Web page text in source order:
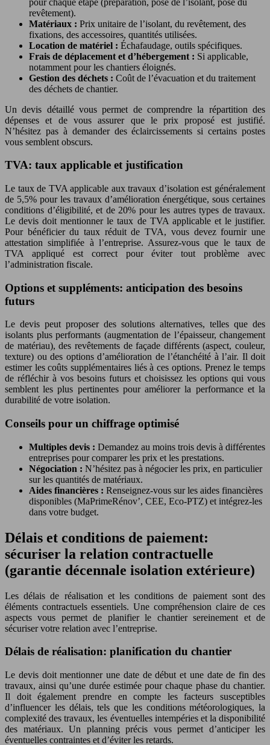
revêtement).
Matériaux : Prix unitaire de l’isolant, du revêtement, des
fixations, des accessoires, quantités utilisées.
Location de matériel : Échafaudage, outils spécifiques.
Frais de déplacement et d’hébergement : Si applicable,
notamment pour les chantiers éloignés.
Gestion des déchets : Coût de l’évacuation et du traitement
des déchets de chantier.
Un devis détaillé vous permet de comprendre la répartition des
dépenses et de vous assurer que le prix proposé est justifié.
N’hésitez pas à demander des éclaircissements si certains postes
vous semblent obscurs.
TVA: taux applicable et justification
Le taux de TVA applicable aux travaux d’isolation est généralement
de 5,5% pour les travaux d’amélioration énergétique, sous certaines
conditions d’éligibilité, et de 20% pour les autres types de travaux.
Le devis doit mentionner le taux de TVA applicable et le justifier.
Pour bénéficier du taux réduit de TVA, vous devez fournir une
attestation simplifiée à l’entreprise. Assurez-vous que le taux de
TVA appliqué est correct pour éviter tout problème avec
l’administration fiscale.
Options et suppléments: anticipation des besoins
futurs
Le devis peut proposer des solutions alternatives, telles que des
isolants plus performants (augmentation de l’épaisseur, changement
de matériau), des revêtements de façade différents (aspect, couleur,
texture) ou des options d’amélioration de l’étanchéité à l’air. Il doit
estimer les coûts supplémentaires liés à ces options. Prenez le temps
de réfléchir à vos besoins futurs et choisissez les options qui vous
semblent les plus pertinentes pour améliorer la performance et la
durabilité de votre isolation.
Conseils pour un chiffrage optimisé
Multiples devis : Demandez au moins trois devis à différentes
entreprises pour comparer les prix et les prestations.
Négociation : N’hésitez pas à négocier les prix, en particulier
sur les quantités de matériaux.
Aides financières : Renseignez-vous sur les aides financières
disponibles (MaPrimeRénov’, CEE, Eco-PTZ) et intégrez-les
dans votre budget.
Délais et conditions de paiement:
sécuriser la relation contractuelle
(garantie décennale isolation extérieure)
Les délais de réalisation et les conditions de paiement sont des
éléments contractuels essentiels. Une compréhension claire de ces
aspects vous permet de planifier le chantier sereinement et de
sécuriser votre relation avec l’entreprise.
Délais de réalisation: planification du chantier
Le devis doit mentionner une date de début et une date de fin des
travaux, ainsi qu’une durée estimée pour chaque phase du chantier.
Il doit également prendre en compte les facteurs susceptibles
d’influencer les délais, tels que les conditions météorologiques, la
complexité des travaux, les éventuelles intempéries et la disponibilité
des matériaux. Un planning précis vous permet d’anticiper les
éventuelles contraintes et d’éviter les retards.